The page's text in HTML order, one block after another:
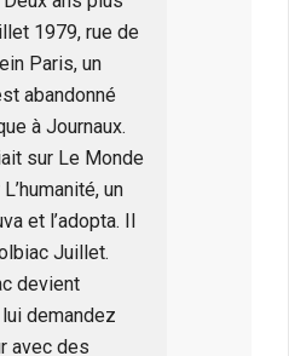
1979, rue de
Paris, un
abandonné
à Journaux.
sur Le Monde
un
et l’adopta. Il
Juillet.
devient
demandez
avec des